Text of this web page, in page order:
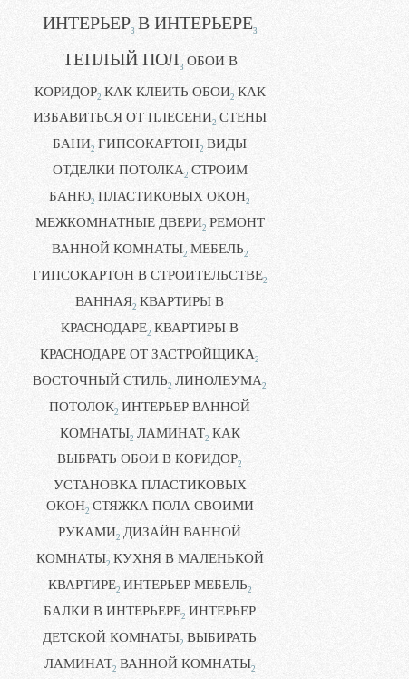
ИНТЕРЬЕР3 В ИНТЕРЬЕРЕ3
ТЕПЛЫЙ ПОЛ3 ОБОИ В
КОРИДОР2 КАК КЛЕИТЬ ОБОИ2 КАК
ИЗБАВИТЬСЯ ОТ ПЛЕСЕНИ2 СТЕНЫ
БАНИ2 ГИПСОКАРТОН2 ВИДЫ
ОТДЕЛКИ ПОТОЛКА2 СТРОИМ
БАНЮ2 ПЛАСТИКОВЫХ ОКОН2
МЕЖКОМНАТНЫЕ ДВЕРИ2 РЕМОНТ
ВАННОЙ КОМНАТЫ2 МЕБЕЛЬ2
ГИПСОКАРТОН В СТРОИТЕЛЬСТВЕ2
ВАННАЯ2 КВАРТИРЫ В
КРАСНОДАРЕ2 КВАРТИРЫ В
КРАСНОДАРЕ ОТ ЗАСТРОЙЩИКА2
ВОСТОЧНЫЙ СТИЛЬ2 ЛИНОЛЕУМА2
ПОТОЛОК2 ИНТЕРЬЕР ВАННОЙ
КОМНАТЫ2 ЛАМИНАТ2 КАК
ВЫБРАТЬ ОБОИ В КОРИДОР2
УСТАНОВКА ПЛАСТИКОВЫХ
ОКОН2 СТЯЖКА ПОЛА СВОИМИ
РУКАМИ2 ДИЗАЙН ВАННОЙ
КОМНАТЫ2 КУХНЯ В МАЛЕНЬКОЙ
КВАРТИРЕ2 ИНТЕРЬЕР МЕБЕЛЬ2
БАЛКИ В ИНТЕРЬЕРЕ2 ИНТЕРЬЕР
ДЕТСКОЙ КОМНАТЫ2 ВЫБИРАТЬ
ЛАМИНАТ2 ВАННОЙ КОМНАТЫ2